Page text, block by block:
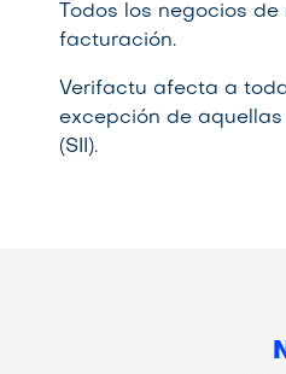
Todos los negocios
facturación.
Verifactu afecta a
excepción de
(SII).